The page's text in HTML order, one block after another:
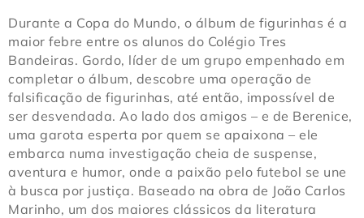
Durante a Copa do Mundo, o álbum de figurinhas é a
maior febre entre os alunos do Colégio Tres
Bandeiras. Gordo, líder de um grupo empenhado em
completar o álbum, descobre uma operação de
falsificação de figurinhas, até então, impossível de
ser desvendada. Ao lado dos amigos – e de Berenice,
uma garota esperta por quem se apaixona – ele
embarca numa investigação cheia de suspense,
aventura e humor, onde a paixão pelo futebol se une
à busca por justiça. Baseado na obra de João Carlos
Marinho, um dos maiores clássicos da literatura